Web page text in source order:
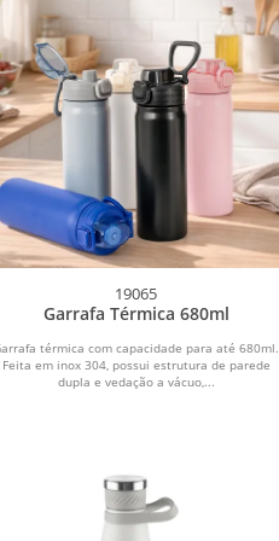
19065
Garrafa Térmica 680ml
térmica com capacidade para até 680ml.
Feita em inox 304, possui estrutura de parede
dupla e vedação a vácuo,...